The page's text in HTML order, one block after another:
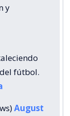
y
fútbol.
August